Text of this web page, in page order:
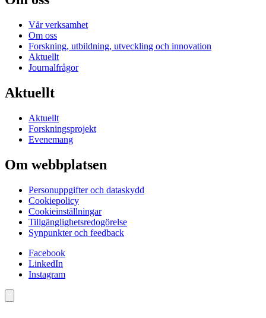
Vår verksamhet
Om oss
Forskning, utbildning, utveckling och innovation
Aktuellt
Journalfrågor
Aktuellt
Aktuellt
Forskningsprojekt
Evenemang
Om webbplatsen
Personuppgifter och dataskydd
Cookiepolicy
Cookieinställningar
Tillgänglighetsredogörelse
Synpunkter och feedback
Facebook
LinkedIn
Instagram